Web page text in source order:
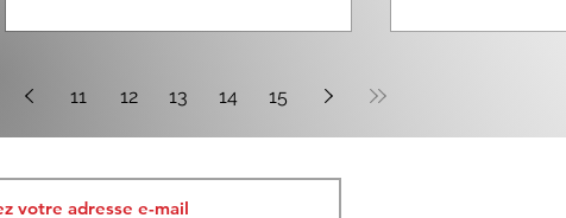
11 12 13 14 15